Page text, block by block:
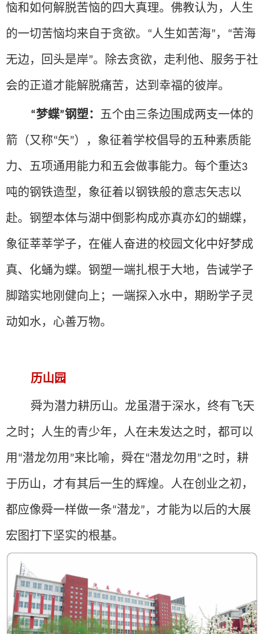
恼和如何解脱苦恼的四大真理。佛教认为，人生
的一切苦恼均来自于贪欲。
“人生如苦海” ， “苦海
无边，回头是岸”。除去贪欲，走利他、服务于社
会的正道才能解脱痛苦，达到幸福的彼岸。
“梦蝶”钢塑： 五个由三条边围成两支一体的
箭（又称“矢”），象征着学校倡导的五种素质能
力、五项通用能力和五会做事能力。每个重达3
吨的钢铁造型，象征着以钢铁般的意志矢志以
赴。钢塑本体与湖中倒影构成亦真亦幻的蝴蝶，
象征莘莘学子，在催人奋进的校园文化中好梦成
真、化蛹为蝶。钢塑一端扎根于大地，告诫学子
脚踏实地刚健向上；一端探入水中，期盼学子灵
动如水，心善万物。
历山园
舜为潜力耕历山。龙虽潜于深水，终有飞天
之时；人生的青少年，人在未发达之时，都可以
用 “潜龙勿用 ”来比喻，舜在“潜龙勿用 ”之时，耕
于历山，才有其后一生的辉煌。人在创业之初，
都应像舜一样做一条“潜龙” ，才能为以后的大展
宏图打下坚实的根基。